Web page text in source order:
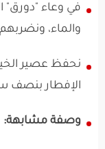
في وعاء "دورق"
والماء،
نحفظ عصير
الإفطار بنصف
وصفة مشابهة: